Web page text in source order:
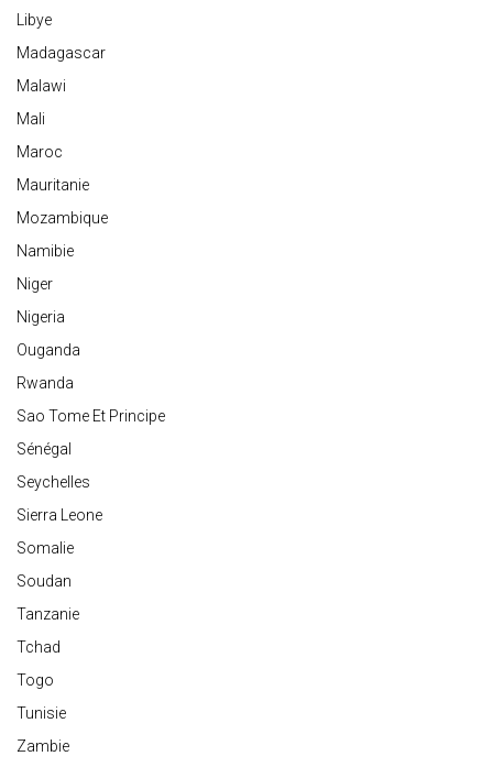
Libye
Madagascar
Malawi
Mali
Maroc
Mauritanie
Mozambique
Namibie
Niger
Nigeria
Ouganda
Rwanda
Sao Tome Et Principe
Sénégal
Seychelles
Sierra Leone
Somalie
Soudan
Tanzanie
Tchad
Togo
Tunisie
Zambie